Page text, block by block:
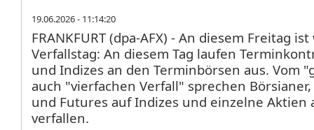
19.06.2026 - 11:14:20
FRANKFURT (dpa-AFX) - An diesem Freitag
Verfallstag: An diesem Tag laufen
und Indizes an den Terminbörsen aus. Vom
auch "vierfachen Verfall" sprechen
und Futures auf Indizes und einzelne Aktien
verfallen.